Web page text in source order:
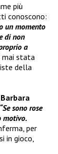
più
conoscono:
un momento
di non
a
mai stata
della
Barbara
“Se sono rose
motivo.
per
in gioco,